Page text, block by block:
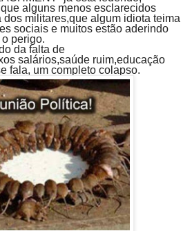
alguns menos esclarecidos
militares,que algum idiota teima
sociais e muitos estão aderindo
perigo.
da falta de
salários,saúde ruim,educação
fala, um completo colapso.